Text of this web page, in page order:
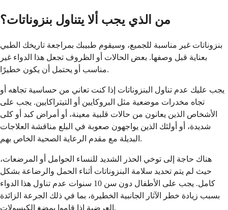
من الذي يجب ألا يتناول بنزوناتات؟
بنزوناتات غير مناسبة للجميع، وسيقوم طبيبك بمراجعة تاريخك الطبي
بعناية قبل وصفها. بعض الحالات أو الظروف تجعل هذا الدواء غير
مناسب أو يحتمل أن يكون خطيرًا.
يجب عليك عدم تناول البنزوناتات إذا كنت تعاني من حساسية تجاهه أو
تجاه مخدرات موضعية مثل البروكايين أو التيتراكايين. يجب على
الأشخاص الذين يعانون من حالات قلبية معينة، أو أمراض كبد أو كلى
شديدة، أو أولئك الذين يواجهون صعوبة في البلع مناقشة العلاجات
البديلة مع مقدم الرعاية الصحية الخاص بهم.
هناك حاجة إلى توخي الحذر الشديد للنساء الحوامل أو المرضعات،
حيث لم يتم تحديد سلامة البنزوناتات أثناء الحمل والرضاعة بشكل
كامل. يجب على الأطفال دون سن 10 سنوات عدم تناول هذا الدواء
بسبب زيادة خطر الآثار الجانبية الخطيرة، بما في ذلك الجرعة الزائدة
العرضية إذا قاموا بمضغ الكبسولات.